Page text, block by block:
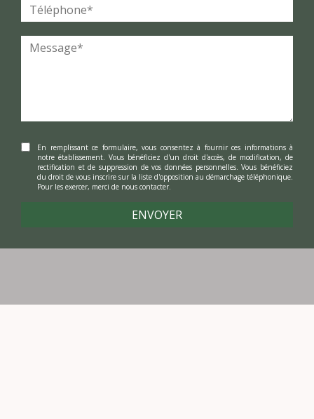
En remplissant ce formulaire, vous consentez à fournir ces informations à
notre établissement. Vous bénéficiez d'un droit d'accès, de modification, de
rectification et de suppression de vos données personnelles. Vous bénéficiez
du droit de vous inscrire sur la liste d'opposition au démarchage téléphonique.
Pour les exercer, merci de nous contacter.
ENVOYER